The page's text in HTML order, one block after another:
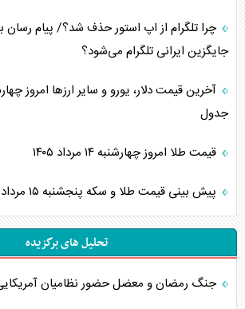
چرا تلگرام از اپ استور حذف شد؟/ پیام رسان
جایگزین ایرانی تلگرام می‌شود؟
جدول
قیمت طلا امروز چهارشنبه ۱۴ مرداد ۱۴۰۵
پیش بینی قیمت طلا و سکه پنجشنبه ۱۵ مرداد ۱۴۰۵
تحلیل های برگزیده
جنگ رمضان و معضل حضور نظامیان